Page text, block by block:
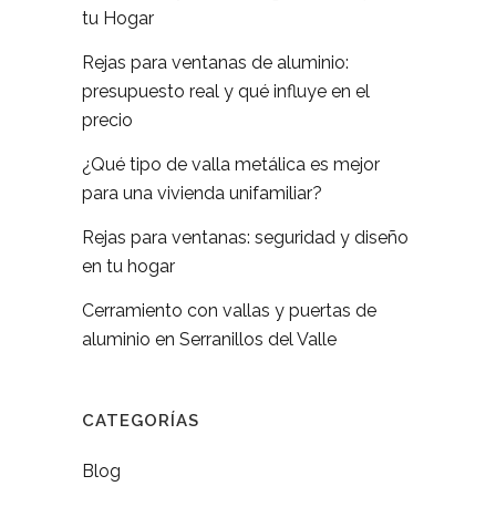
tu Hogar
Rejas para ventanas de aluminio:
presupuesto real y qué influye en el
precio
¿Qué tipo de valla metálica es mejor
para una vivienda unifamiliar?
Rejas para ventanas: seguridad y diseño
en tu hogar
Cerramiento con vallas y puertas de
aluminio en Serranillos del Valle
CATEGORÍAS
Blog